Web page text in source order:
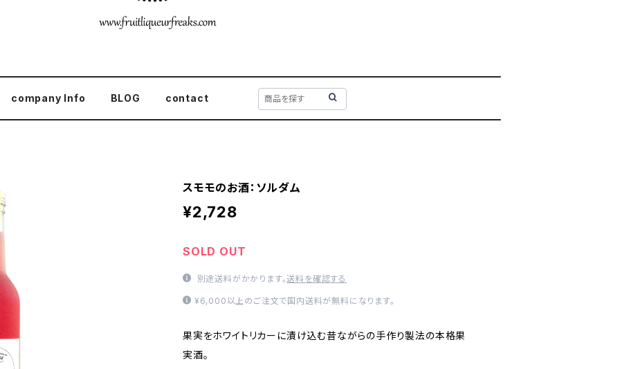
company Info BLOG contact
スモモのお酒：ソルダム
¥2,728
SOLD OUT
別途送料がかかります。送料を確認する
¥6,000以上のご注文で国内送料が無料になります。
果実をホワイトリカーに漬け込む昔ながらの手作り製法の本格果
実酒。